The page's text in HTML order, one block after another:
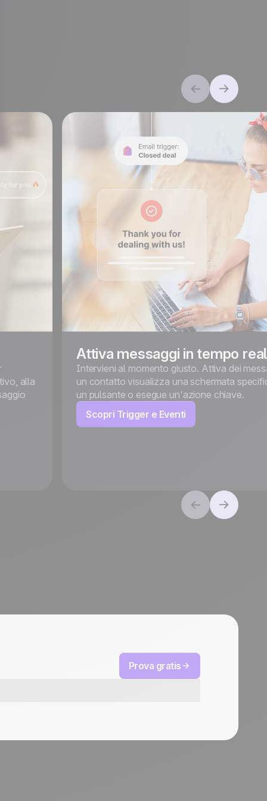
alla
Attiva messaggi in tempo
Intervieni al momento giusto. Attiva dei
un contatto visualizza una schermata
un pulsante o esegue un'azione chiave.
Scopri Trigger e Eventi
Prova gratis